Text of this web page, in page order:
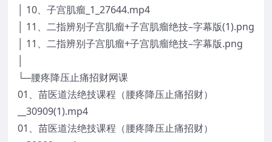
│ 10、子宫肌瘤_1_27644.mp4
│ 11、二指辨别子宫肌瘤+子宫肌瘤绝技–字幕版(1).png
│ 11、二指辨别子宫肌瘤+子宫肌瘤绝技–字幕版.png
└─腰疼降压止痛招财网课
01、苗医道法绝技课程（腰疼降压止痛招财）
__30909(1).mp4
01、苗医道法绝技课程（腰疼降压止痛招财）